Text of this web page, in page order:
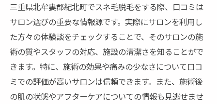
三重県北牟婁郡紀北町でスネ毛脱毛をする際、口コミは
サロン選びの重要な情報源です。実際にサロンを利用し
た方々の体験談をチェックすることで、そのサロンの施
術の質やスタッフの対応、施設の清潔さを知ることがで
きます。特に、施術の効果や痛みの少なさについて口コ
ミでの評価が高いサロンは信頼できます。また、施術後
の肌の状態やアフターケアについての情報も見逃せませ